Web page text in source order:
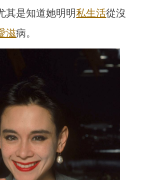
其是知道她明明私生活從沒
滋病。